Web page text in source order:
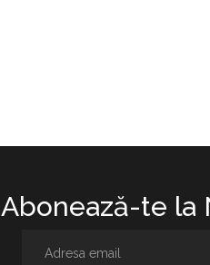
Abonează-te la